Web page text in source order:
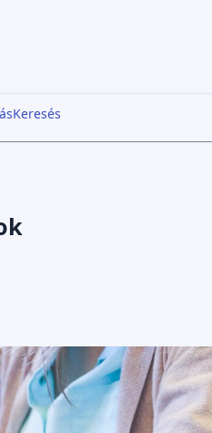
Keresés